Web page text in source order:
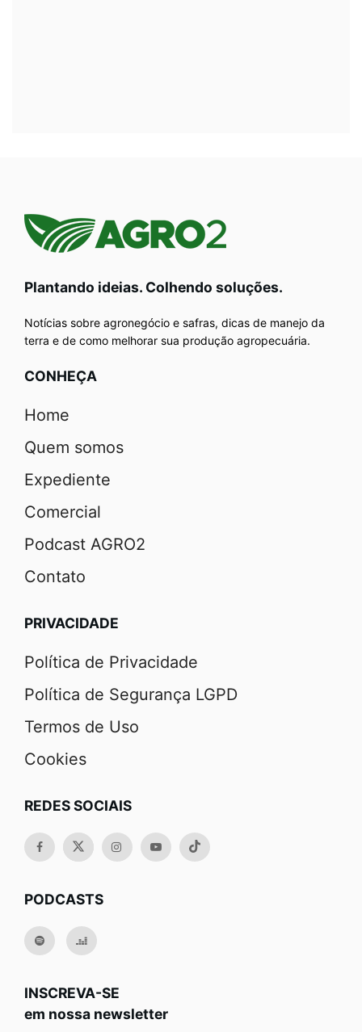
Plantando ideias. Colhendo soluções.
Notícias sobre agronegócio e safras, dicas de manejo da
terra e de como melhorar sua produção agropecuária.
CONHEÇA
Home
Quem somos
Expediente
Comercial
Podcast AGRO2
Contato
PRIVACIDADE
Política de Privacidade
Política de Segurança LGPD
Termos de Uso
Cookies
REDES SOCIAIS
PODCASTS
INSCREVA-SE
em nossa newsletter